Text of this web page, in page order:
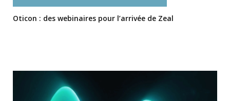
Oticon : des webinaires pour l’arrivée de Zeal